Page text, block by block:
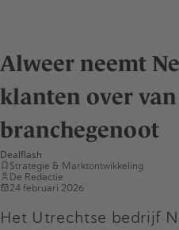
Alweer neemt
klanten over van
branchegenoot
Dealflash
Strategie & Marktontwikkeling
De Redactie
24 februari 2026
Het Utrechtse bedrijf